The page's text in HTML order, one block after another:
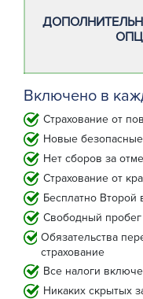
Включено в
Страхование от
Новые
Нет сборов за
Страхование от
Бесплатно Второй
Свободный пробег
Обязательства
страхование
Все налоги
Никаких скрытых